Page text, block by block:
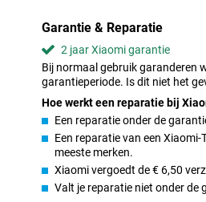
zorgt voor snelle prestaties bij
12GB RAM schakel je
ondersteuning download je
toestel draait op Android met
gebruikerservaring.
Grote batterij met snelladen
Met de grote 6.500mAh-batterij
door. Je kijkt urenlang video’s,
te zoeken. Is de batterij toch
op. Zo ben je binnen korte tijd
Garantie & Reparatie
2 jaar Xiaomi garantie
Bij normaal gebruik garanderen
garantieperiode. Is dit niet het
Hoe werkt een reparatie bij
Een reparatie onder de
Een reparatie van een
meeste merken.
Xiaomi vergoedt de € 6,50
Valt je reparatie niet onder de